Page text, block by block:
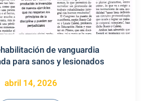
de vanguardia
para sanos y lesionados
abril 14, 2026